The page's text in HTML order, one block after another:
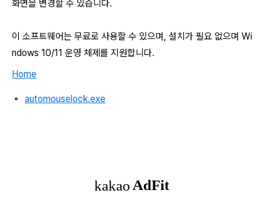
화면을 변경할 수 있습니다.
이 소프트웨어는 무료로 사용할 수 있으며, 설치가 필요 없으며 Wi
ndows 10/11 운영 체제를 지원합니다.
Home
automouselock.exe